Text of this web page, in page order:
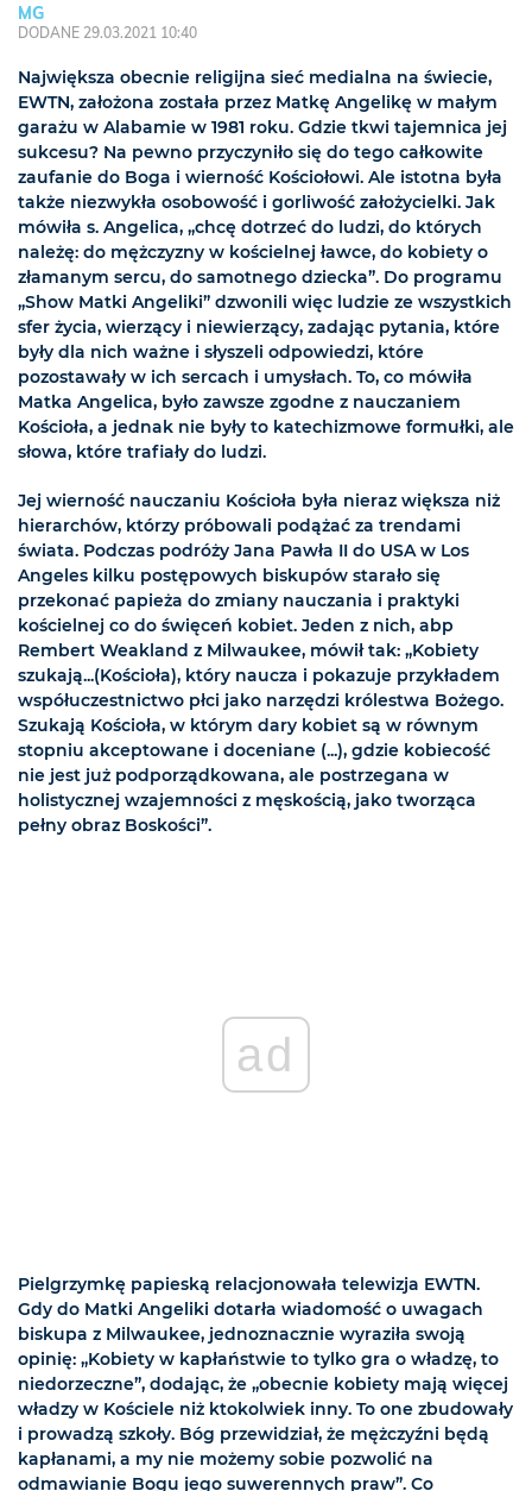
MG
DODANE 29.03.2021 10:40
Największa obecnie religijna sieć medialna na świecie,
EWTN, założona została przez Matkę Angelikę w małym
garażu w Alabamie w 1981 roku. Gdzie tkwi tajemnica jej
sukcesu? Na pewno przyczyniło się do tego całkowite
zaufanie do Boga i wierność Kościołowi. Ale istotna była
także niezwykła osobowość i gorliwość założycielki. Jak
mówiła s. Angelica, „chcę dotrzeć do ludzi, do których
należę: do mężczyzny w kościelnej ławce, do kobiety o
złamanym sercu, do samotnego dziecka”. Do programu
„Show Matki Angeliki” dzwonili więc ludzie ze wszystkich
sfer życia, wierzący i niewierzący, zadając pytania, które
były dla nich ważne i słyszeli odpowiedzi, które
pozostawały w ich sercach i umysłach. To, co mówiła
Matka Angelica, było zawsze zgodne z nauczaniem
Kościoła, a jednak nie były to katechizmowe formułki, ale
słowa, które trafiały do ludzi.
Jej wierność nauczaniu Kościoła była nieraz większa niż
hierarchów, którzy próbowali podążać za trendami
świata. Podczas podróży Jana Pawła II do USA w Los
Angeles kilku postępowych biskupów starało się
przekonać papieża do zmiany nauczania i praktyki
kościelnej co do święceń kobiet. Jeden z nich, abp
Rembert Weakland z Milwaukee, mówił tak: „Kobiety
szukają...(Kościoła), który naucza i pokazuje przykładem
współuczestnictwo płci jako narzędzi królestwa Bożego.
Szukają Kościoła, w którym dary kobiet są w równym
stopniu akceptowane i doceniane (...), gdzie kobiecość
nie jest już podporządkowana, ale postrzegana w
holistycznej wzajemności z męskością, jako tworząca
pełny obraz Boskości”.
ad
Pielgrzymkę papieską relacjonowała telewizja EWTN.
Gdy do Matki Angeliki dotarła wiadomość o uwagach
biskupa z Milwaukee, jednoznacznie wyraziła swoją
opinię: „Kobiety w kapłaństwie to tylko gra o władzę, to
niedorzeczne”, dodając, że „obecnie kobiety mają więcej
władzy w Kościele niż ktokolwiek inny. To one zbudowały
i prowadzą szkoły. Bóg przewidział, że mężczyźni będą
kapłanami, a my nie możemy sobie pozwolić na
odmawianie Bogu jego suwerennych praw”. Co